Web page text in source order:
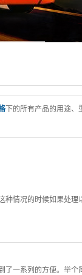
下的所有产品的用途、
情况的时候如果处
一系列的方便。举